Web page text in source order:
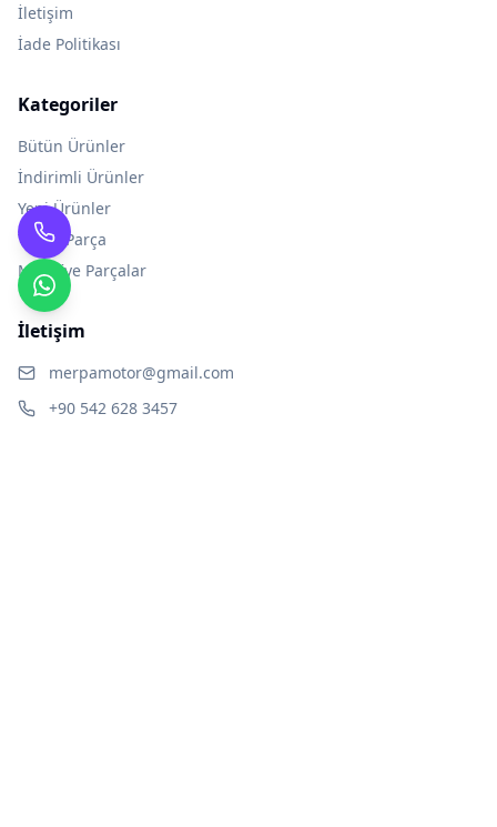
İletişim
İade Politikası
Kategoriler
Bütün Ürünler
İndirimli Ürünler
Yeni Ürünler
Yedek Parça
Modifiye Parçalar
İletişim
merpamotor@gmail.com
+90 542 628 3457